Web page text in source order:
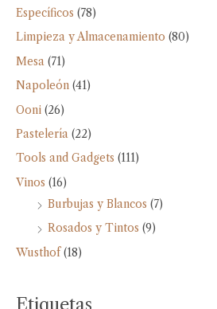
Específicos (78)
Limpieza y Almacenamiento (80)
Mesa (71)
Napoleón (41)
Ooni (26)
Pastelería (22)
Tools and Gadgets (111)
Vinos (16)
Burbujas y Blancos (7)
Rosados y Tintos (9)
Wusthof (18)
Etiquetas